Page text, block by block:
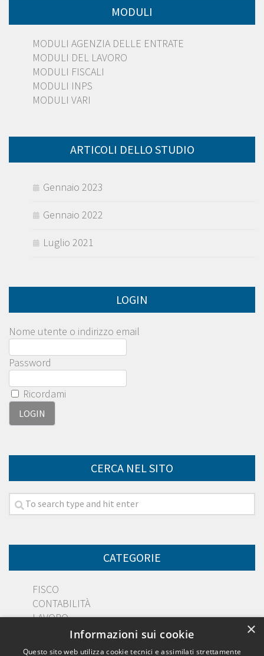
MODULI
MODULI AGENZIA DELLE ENTRATE
MODULI DEL LAVORO
MODULI FISCALI
MODULI INPS
MODULI VARI
ARTICOLI DELLO STUDIO
Gennaio 2023
Gennaio 2022
Luglio 2021
LOGIN
Nome utente o indirizzo email
Password
Ricordami
CERCA NEL SITO
CATEGORIE
FISCO
CONTABILITÀ
LAVORO
×
Informazioni sui cookie
Questo sito web utilizza cookie tecnici e assimilati strettamente